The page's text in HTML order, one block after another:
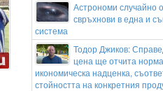
Астрономи случайно
свръхнови в една и
система
Тодор Джиков:
цена ще отчита
икономическа надценка,
стойността на конкретния